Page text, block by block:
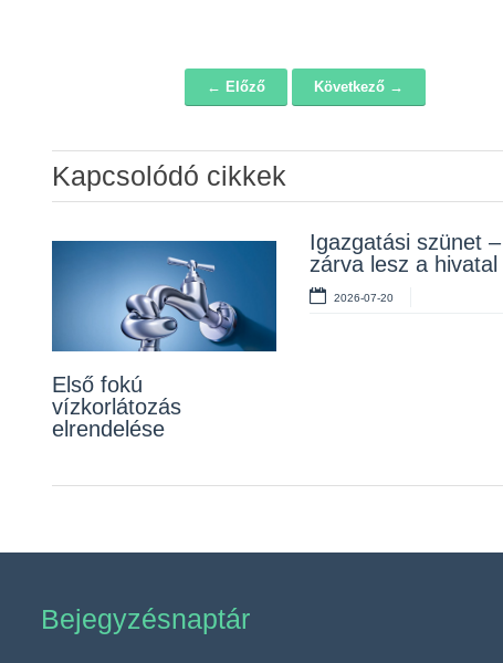
← Előző Következő →
Kapcsolódó cikkek
Első fokú
vízkorlátozás
elrendelése
Igazgatási szünet –
zárva lesz a hivatal
2026-07-20
Álláspályázat –
konyhai kisegítő
2026-07-20
Lakossági fórum az
Erzsébet téri fákról
2026-07-10
Bejegyzésnaptár